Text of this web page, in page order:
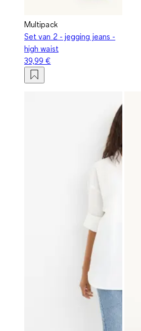
Multipack
Set van 2 - jegging jeans -
high waist
39,99 €